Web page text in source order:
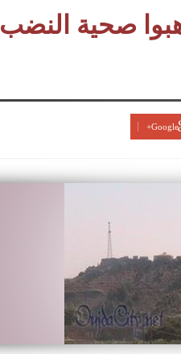
13مواطنا ذهبوا صحية النضب
Google+